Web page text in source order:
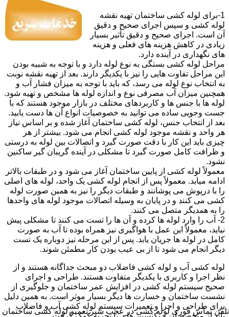
1-برای لوله کشی ساختمان تهیه نقشه
لوله کشی و سپس اجرای صحیح و دقیق
آن است. اجرای صحیح و دقیق تأثیر بسیار
زیادی در کاهش هزینه های فعلی و هزینه
های نگهداری در آینده دارد.
مراحل لوله کشی بستگی به نوع لوله دارد و با توجه به شبیه بودن
این مراحل تفاوت هایی را نیز با یکدیگر دارند. بعد از تهیه نقشه نوبت
به انتخاب نوع لوله می رسد، که باید با توجه به میزان فشار آب و
همچنین میزان آب مصرفی نوع و اندازه لوله ها مشخص و تهیه شود.
لوله ها با جنس ها و کاربردهای مختلف در بازار موجود هستند که با
جست وجویی ساده می توانید به خصوصیات انواع آن ها دست یابید.
بعد از انتخاب جنس، لوله کشی ساختمان آغاز شده و بر اساس نیاز
هر واحد و نقشه موجود لوله کشی انجام می شود. بیشتر از هر
چیزی باید این کار با دقت صورت گیرد و اتصالات بین لوله به درستی
و ظرافت کامل صورت گیرد تا مشکلی در آینده گریبان گیر ساکنین
نشود.
معمولاً لوله کشی از پایین ساختمان آغاز می شود و در طبقات بالاتر
ادامه میابد. معمولاً پس از انجام لوله کشی یک واحد، لوله های اصلی
را با درپوش می پوشانند و طبقات دیگر را نیز به همین صورت لوله
کشی می کنند و در پایان به وسیله اتصالات موجود لوله های واحدها
را به همدیگر متصل می کنند.
2- آب را وارد لوله ها کرده و آن ها را تست می کنند تا مشکلی پیش
نیاید، معمولاً این عمل با هواگیری نیز همراه بوده تا آب به صورت
کامل در لوله ها جریان یابد. پس از این مرحله نیز دوباره یک تست
دیگر انجام می شود تا از بی عیب بودن کار مطمئن شوند.
لوله کشی آب و لوله کشی فاضلاب دو مبحث جداگانه هستند و از
نظر اجرا و کاربری با یکدیگر متفاوت هستند. طراحی و اجرای
صحیح سیستم لوله کشی در افزایش عمر ساختمان و جلوگیری از
نشست ساختمان و خسارت ها دیگر بسیار موثر است. به همین دلیل
برای طراحی و اجرا و تعمیرات سیستم لوله کشی آب و فاضلاب
تلفن تماس فوریلوله کشی در عجب شیر,تعمیر لوله کشی ساختمان